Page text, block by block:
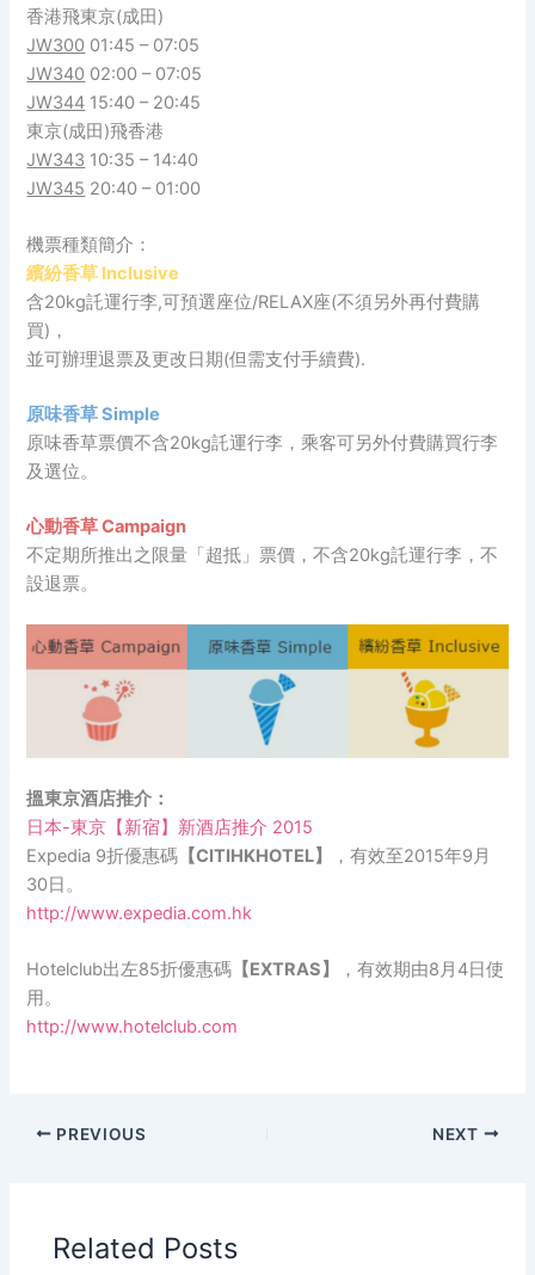
香港飛東京(成田)
JW300 01:45 – 07:05
JW340 02:00 – 07:05
JW344 15:40 – 20:45
東京(成田)飛香港
JW343 10:35 – 14:40
JW345 20:40 – 01:00
機票種類簡介：
繽紛香草 Inclusive
含20kg託運行李,可預選座位/RELAX座(不須另外再付費購
買)，
並可辦理退票及更改日期(但需支付手續費).
原味香草 Simple
原味香草票價不含20kg託運行李，乘客可另外付費購買行李
及選位。
心動香草 Campaign
不定期所推出之限量「超抵」票價，不含20kg託運行李，不
設退票。
搵東京酒店推介：
日本-東京【新宿】新酒店推介 2015
Expedia 9折優惠碼 【CITIHKHOTEL】
，有效至2015年9月
30日。
http://www.expedia.com.hk
Hotelclub出左85折優惠碼 【EXTRAS】
，有效期由8月4日使
用。
http://www.hotelclub.com
PREVIOUS NEXT
Related Posts